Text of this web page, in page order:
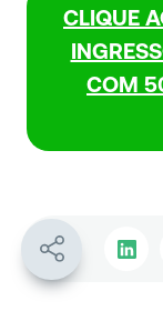
CLIQUE
COM